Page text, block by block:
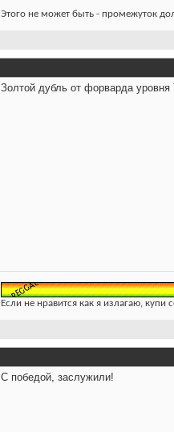
Этого не может быть - промежуток
Золтой дубль от форварда
Если не нравится как я излагаю, купи
С победой, заслужили!